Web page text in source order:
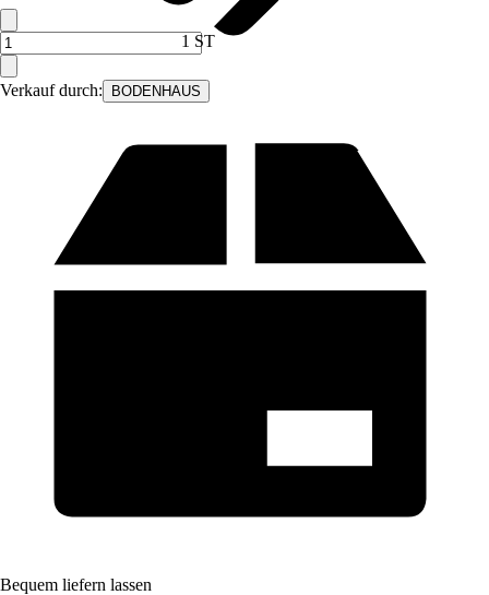
Verkauf durch: BODENHAUS
1 ST
Bequem liefern lassen